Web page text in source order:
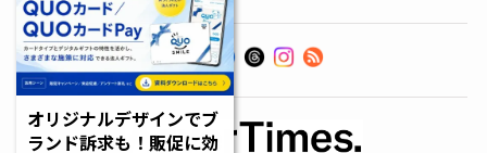
オリジナルデザインでブ
ランド訴求も！販促に効